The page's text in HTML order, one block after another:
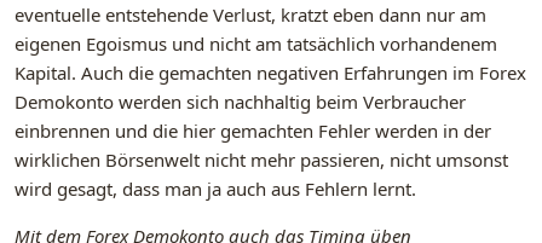
eventuelle entstehende Verlust, kratzt eben dann nur am
eigenen Egoismus und nicht am tatsächlich vorhandenem
Kapital. Auch die gemachten negativen Erfahrungen im Forex
Demokonto werden sich nachhaltig beim Verbraucher
einbrennen und die hier gemachten Fehler werden in der
wirklichen Börsenwelt nicht mehr passieren, nicht umsonst
wird gesagt, dass man ja auch aus Fehlern lernt.
Mit dem Forex Demokonto auch das Timing üben